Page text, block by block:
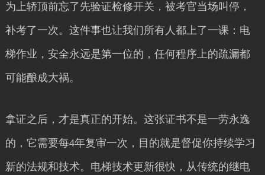
为上轿顶前忘了先验证检修开关，被考官当场叫停，
补考了一次。这件事也让我们所有人都上了一课：电
梯作业，安全永远是第一位的，任何程序上的疏漏都
可能酿成大祸。
拿证之后，才是真正的开始。这张证书不是一劳永逸
的，它需要每4年复审一次，目的就是督促你持续学习
新的法规和技术。电梯技术更新很快，从传统的继电